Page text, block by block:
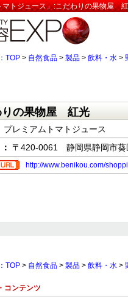
マトジュース」:こだわりの果物屋
TOP > 自然食品 > 製品 > 飲料・水 >
りの果物屋 紅光
プレミアムトマトジュース
〒420-0061 静岡県静岡市葵
http://www.benikou.com/
TOP > 自然食品 > 製品 > 飲料・水 >
コンテンツ